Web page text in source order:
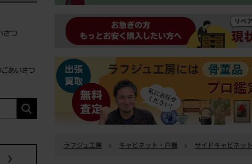
ラフジュ工房 > キャビネット・戸棚 > サイドキャビネット